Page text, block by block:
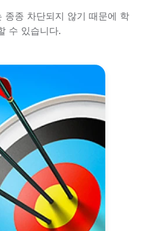
종 차단되지 않기 때문에 학
수 있습니다.